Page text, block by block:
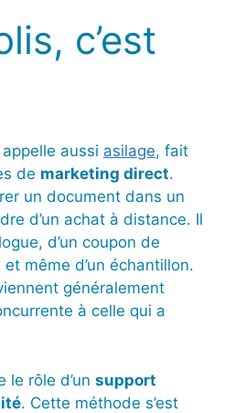
c’est
appelle aussi asilage, fait
de marketing direct.
un document dans un
d’un achat à distance. Il
d’un coupon de
même d’un échantillon.
généralement
à celle qui a
le rôle d’un support
. Cette méthode s’est